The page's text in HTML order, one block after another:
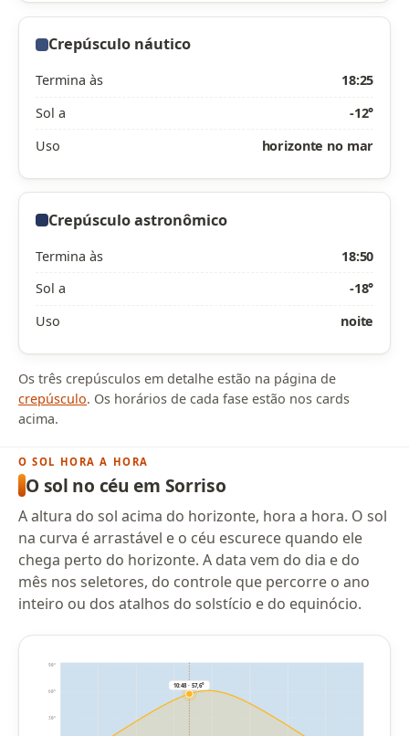
Crepúsculo náutico
Termina às
18:25
Sol a
-12°
Uso
horizonte no mar
Crepúsculo astronômico
Termina às
18:50
Sol a
-18°
Uso
noite
Os três crepúsculos em detalhe estão na página de
crepúsculo. Os horários de cada fase estão nos cards
acima.
O SOL HORA A HORA
O sol no céu em Sorriso
A altura do sol acima do horizonte, hora a hora. O sol
na curva é arrastável e o céu escurece quando ele
chega perto do horizonte. A data vem do dia e do
mês nos seletores, do controle que percorre o ano
inteiro ou dos atalhos do solstício e do equinócio.
30°
60°
90°
10:48 · 57,6°